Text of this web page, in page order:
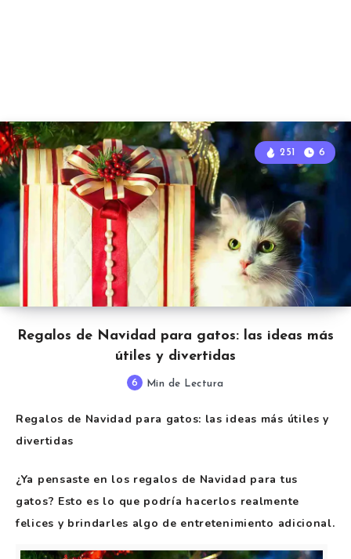
Regalos de Navidad para gatos: las ideas más
útiles y divertidas
251 6
6 Min de Lectura
Regalos de Navidad para gatos: las ideas más útiles y
divertidas
¿Ya pensaste en los regalos de Navidad para tus
gatos? Esto es lo que podría hacerlos realmente
felices y brindarles algo de entretenimiento adicional.